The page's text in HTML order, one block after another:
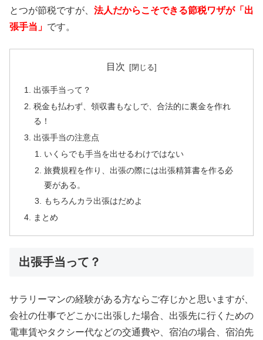
とつが節税ですが、 法人だからこそできる節税ワザが「出
張手当」 です。
目次
出張手当って？
税金も払わず、領収書もなしで、合法的に裏金を作れ
る！
出張手当の注意点
いくらでも手当を出せるわけではない
旅費規程を作り、出張の際には出張精算書を作る必
要がある。
もちろんカラ出張はだめよ
まとめ
出張手当って？
サラリーマンの経験がある方ならご存じかと思いますが、
会社の仕事でどこかに出張した場合、出張先に行くための
電車賃やタクシー代などの交通費や、宿泊の場合、宿泊先